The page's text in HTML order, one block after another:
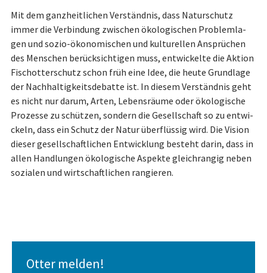
Mit dem ganzheitlichen Verständnis, dass Naturschutz
immer die Verbindung zwischen ökologischen Problem­la­
gen und sozio-öko­nomischen und kulturellen Ansprüchen
des Menschen berücksichtigen muss, ent­wi­ckel­te die Aktion
Fisch­otter­schutz schon früh eine Idee, die heute Grundlage
der Nach­hal­tig­keits­de­bat­te ist. In diesem Verständnis geht
es nicht nur darum, Arten, Le­bens­räume oder ökologische
Prozesse zu schützen, sondern die Gesellschaft so zu ent­wi­
ckeln, dass ein Schutz der Natur überflüssig wird. Die Vision
dieser gesellschaftlichen Entwicklung besteht darin, dass in
allen Handlungen ökologische Aspekte gleichrangig neben
sozialen und wirtschaftlichen rangieren.
Otter melden!